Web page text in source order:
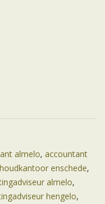
almelo, accountant
enschede,
almelo,
hengelo,